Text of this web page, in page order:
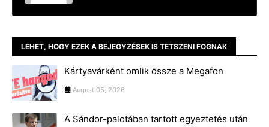
LEHET, HOGY EZEK A BEJEGYZÉSEK IS TETSZENI FOGNAK
Kártyavárként omlik össze a Megafon
August 05, 2026
A Sándor-palotában tartott egyeztetés után